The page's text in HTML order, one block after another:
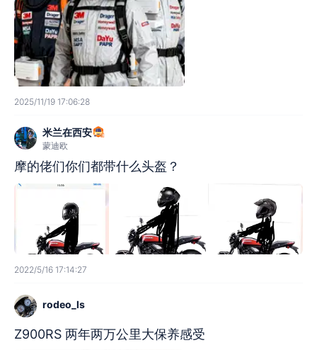
2025/11/19 17:06:28
米兰在西安
蒙迪欧
摩的佬们你们都带什么头盔？
2022/5/16 17:14:27
rodeo_ls
Z900RS 两年两万公里大保养感受